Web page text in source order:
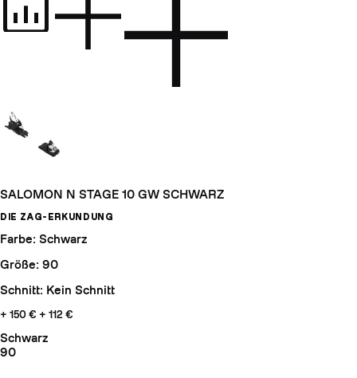
SALOMON N STAGE 10 GW SCHWARZ
DIE ZAG-ERKUNDUNG
Farbe: Schwarz
Größe: 90
Schnitt: Kein Schnitt
+ 150 € + 112 €
Schwarz
90